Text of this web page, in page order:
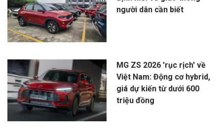
người dân cần biết
MG ZS 2026 'rục rịch' về
Việt Nam: Động cơ hybrid,
giá dự kiến từ dưới 600
triệu đồng